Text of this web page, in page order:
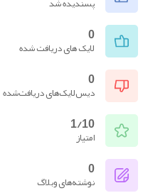
0
لایک های دریافت شده
دیس‌لایک‌های دریافت‌شده
1/10
امتیاز
نوشته‌های وبلاگ